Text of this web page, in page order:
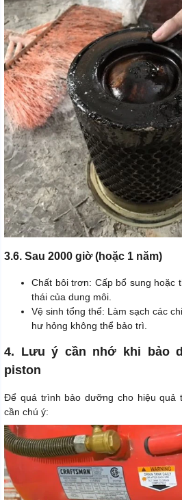
3.6. Sau 2000 giờ (hoặc 1 năm)
Chất bôi trơn: Cấp bổ sung hoặc
thái của dung môi.
Vệ sinh tổng thể: Làm sạch các
hư hỏng không thể bảo trì.
4. Lưu ý cần nhớ khi bảo
piston
Để quá trình bảo dưỡng cho hiệu quả
cần chú ý: